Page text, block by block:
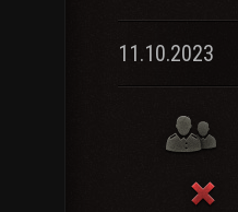
11.10.2023